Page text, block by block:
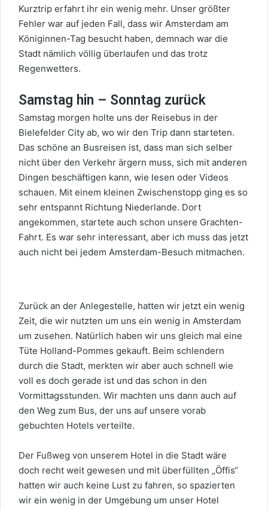
Kurztrip erfahrt ihr ein wenig mehr. Unser größter
Fehler war auf jeden Fall, dass wir Amsterdam am
Königinnen-Tag besucht haben, demnach war die
Stadt nämlich völlig überlaufen und das trotz
Regenwetters.
Samstag hin – Sonntag zurück
Samstag morgen holte uns der Reisebus in der
Bielefelder City ab, wo wir den Trip dann starteten.
Das schöne an Busreisen ist, dass man sich selber
nicht über den Verkehr ärgern muss, sich mit anderen
Dingen beschäftigen kann, wie lesen oder Videos
schauen. Mit einem kleinen Zwischenstopp ging es so
sehr entspannt Richtung Niederlande. Dort
angekommen, startete auch schon unsere Grachten-
Fahrt. Es war sehr interessant, aber ich muss das jetzt
auch nicht bei jedem Amsterdam-Besuch mitmachen.
Zurück an der Anlegestelle, hatten wir jetzt ein wenig
Zeit, die wir nutzten um uns ein wenig in Amsterdam
um zusehen. Natürlich haben wir uns gleich mal eine
Tüte Holland-Pommes gekauft. Beim schlendern
durch die Stadt, merkten wir aber auch schnell wie
voll es doch gerade ist und das schon in den
Vormittagsstunden. Wir machten uns dann auch auf
den Weg zum Bus, der uns auf unsere vorab
gebuchten Hotels verteilte.
Der Fußweg von unserem Hotel in die Stadt wäre
doch recht weit gewesen und mit überfüllten „Öffis“
hatten wir auch keine Lust zu fahren, so spazierten
wir ein wenig in der Umgebung um unser Hotel